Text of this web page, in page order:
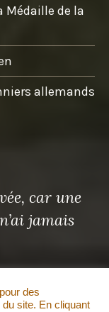
Médaille de la
allemands
car une
jamais
des
site. En cliquant